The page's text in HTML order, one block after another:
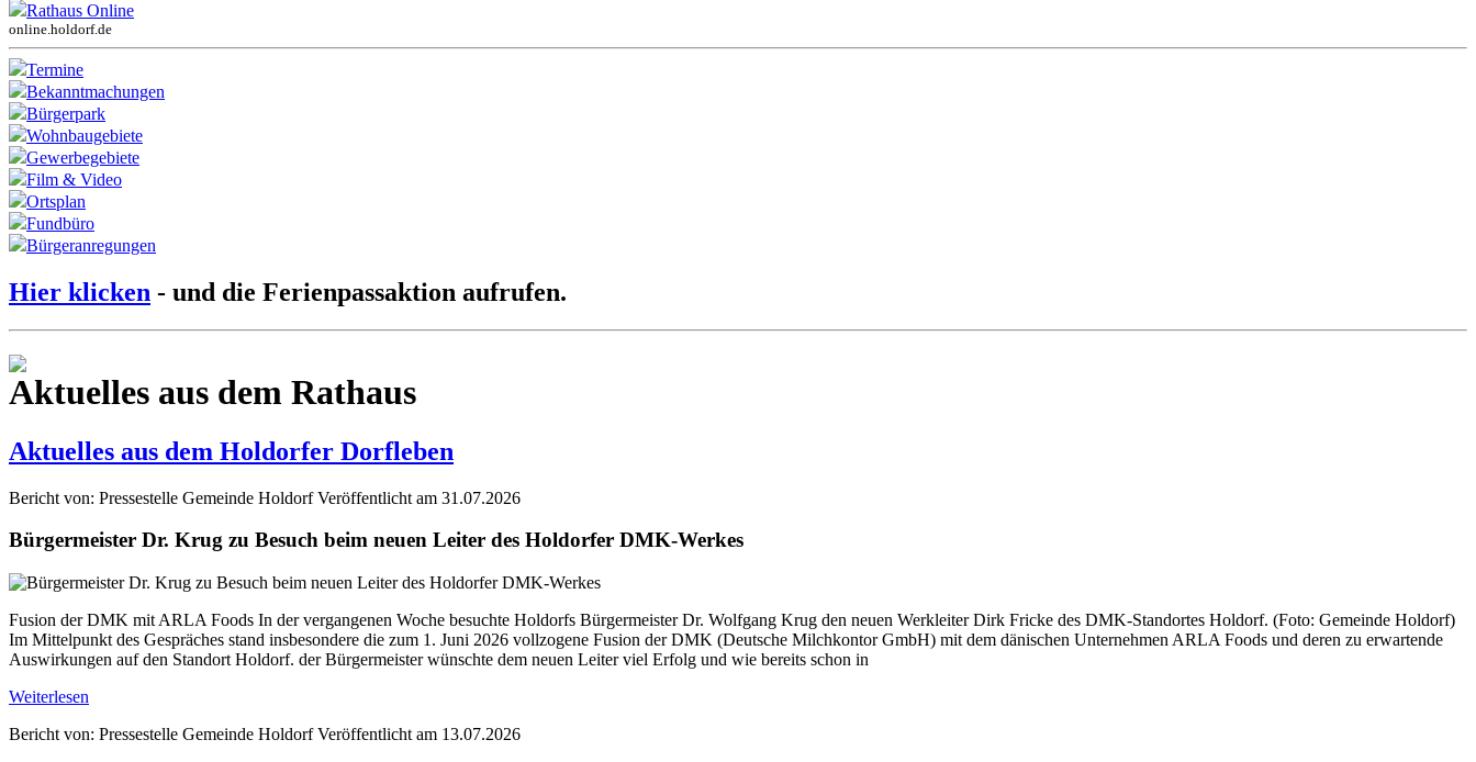
Rathaus Online
online.holdorf.de
Termine
Bekanntmachungen
Bürgerpark
Wohnbaugebiete
Gewerbegebiete
Film & Video
Ortsplan
Fundbüro
Bürgeranregungen
Hier klicken - und die Ferienpassaktion aufrufen.
Aktuelles aus dem Rathaus
Aktuelles aus dem Holdorfer Dorfleben
Bericht von: Pressestelle Gemeinde Holdorf Veröffentlicht am 31.07.2026
Bürgermeister Dr. Krug zu Besuch beim neuen Leiter des Holdorfer DMK-Werkes
Fusion der DMK mit ARLA Foods In der vergangenen Woche besuchte Holdorfs Bürgermeister Dr. Wolfgang Krug den neuen Werkleiter Dirk Fricke des DMK-Standortes Holdorf. (Foto: Gemeinde Holdorf)
Im Mittelpunkt des Gespräches stand insbesondere die zum 1. Juni 2026 vollzogene Fusion der DMK (Deutsche Milchkontor GmbH) mit dem dänischen Unternehmen ARLA Foods und deren zu erwartende
Auswirkungen auf den Standort Holdorf. der Bürgermeister wünschte dem neuen Leiter viel Erfolg und wie bereits schon in
Weiterlesen
Bericht von: Pressestelle Gemeinde Holdorf Veröffentlicht am 13.07.2026